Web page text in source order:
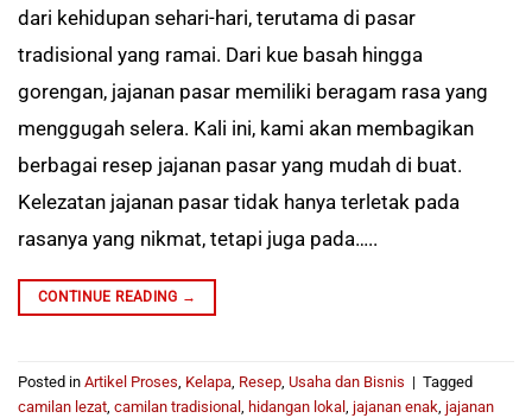
dari kehidupan sehari-hari, terutama di pasar
tradisional yang ramai. Dari kue basah hingga
gorengan, jajanan pasar memiliki beragam rasa yang
menggugah selera. Kali ini, kami akan membagikan
berbagai resep jajanan pasar yang mudah di buat.
Kelezatan jajanan pasar tidak hanya terletak pada
rasanya yang nikmat, tetapi juga pada…..
CONTINUE READING →
Posted in Artikel Proses, Kelapa, Resep, Usaha dan Bisnis | Tagged
camilan lezat, camilan tradisional , hidangan lokal , jajanan enak, jajanan